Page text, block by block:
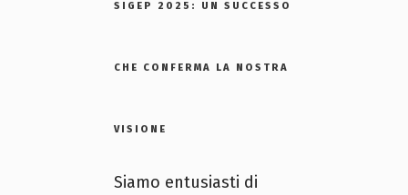
SIGEP 2025: UN SUCCESSO
CHE CONFERMA LA NOSTRA
VISIONE
Siamo entusiasti di